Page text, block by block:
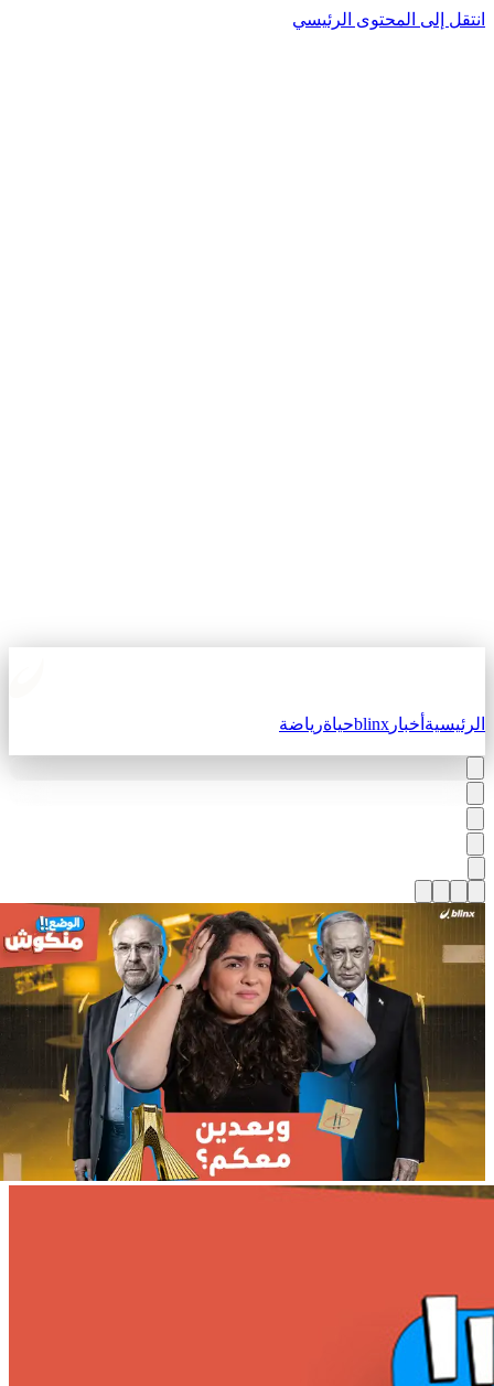
انتقل إلى المحتوى الرئيسي
الرئيسيةأخبارblinxحياةرياضة